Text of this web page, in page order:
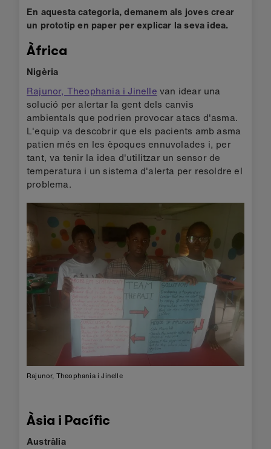
En aquesta categoria, demanem als joves crear
un prototip en paper per explicar la seva idea.
Àfrica
Nigèria
Rajunor, Theophania i Jinelle van idear una
solució per alertar la gent dels canvis
ambientals que podrien provocar atacs d'asma.
L'equip va descobrir que els pacients amb asma
patien més en les èpoques ennuvolades i, per
tant, va tenir la idea d'utilitzar un sensor de
temperatura i un sistema d'alerta per resoldre el
problema.
Rajunor, Theophania i Jinelle
Àsia i Pacífic
Austràlia